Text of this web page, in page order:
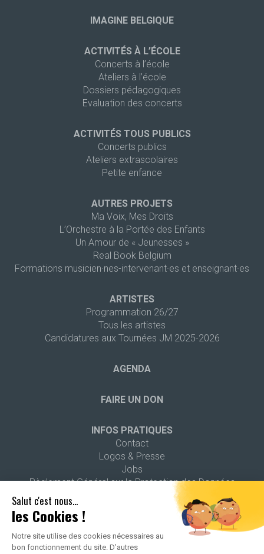
Salut c'est nous...
les Cookies !
Notre site utilise des cookies nécessaires au
bon fonctionnement du site. D’autres
IMAGINE BELGIQUE
ACTIVITÉS À L’ÉCOLE
Concerts à l’école
Ateliers à l’école
Dossiers pédagogiques
Evaluation des concerts
ACTIVITÉS TOUS PUBLICS
Concerts publics
Ateliers extrascolaires
Petite enfance
AUTRES PROJETS
Ma Voix, Mes Droits
L’Orchestre à la Portée des Enfants
Un Amour de « Jeunesses »
Real Book Belgium
Formations musicien·nes-intervenant·es et enseignant·es
ARTISTES
Programmation 26/27
Tous les artistes
Candidatures aux Tournées JM 2025-2026
AGENDA
FAIRE UN DON
INFOS PRATIQUES
Contact
Logos & Presse
Jobs
Règlement Général sur la Protection des Données
2026 ALL RIGHTS RESERVED -POLITIQUE DE CONFIDENTIALITÉ